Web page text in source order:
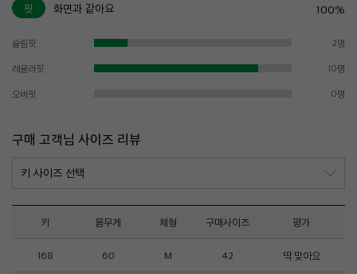
핏 화면과 같아요 100%
슬림핏 2명
레귤러핏 10명
오버핏 0명
구매 고객님 사이즈 리뷰
키 몸무게 체형 구매사이즈 평가
168 60 M 42 딱 맞아요